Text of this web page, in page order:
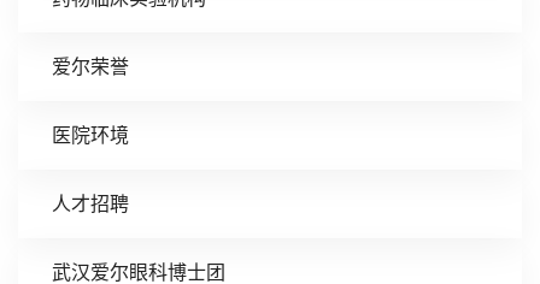
爱尔荣誉
医院环境
人才招聘
武汉爱尔眼科博士团